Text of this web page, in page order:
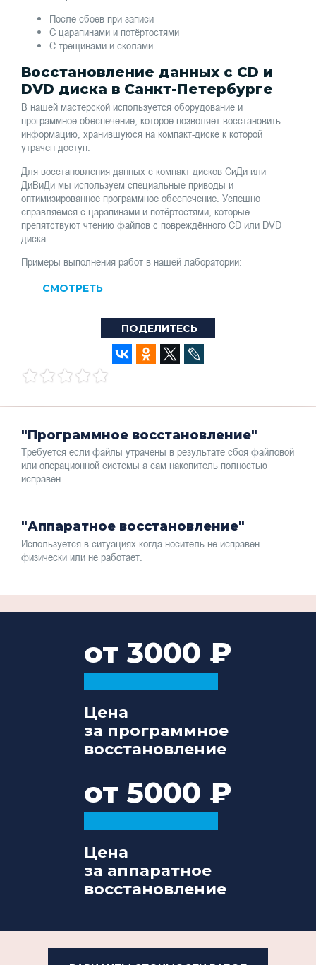
После сбоев при записи
С царапинами и потёртостями
С трещинами и сколами
Восстановление данных с CD и
DVD диска в Санкт-Петербурге
В нашей мастерской используется оборудование и
программное обеспечение, которое позволяет восстановить
информацию, хранившуюся на компакт-диске к которой
утрачен доступ.
Для восстановления данных с компакт дисков СиДи или
ДиВиДи мы используем специальные приводы и
оптимизированное программное обеспечение. Успешно
справляемся с царапинами и потёртостями, которые
препятствуют чтению файлов с повреждённого CD или DVD
диска.
Примеры выполнения работ в нашей лаборатории:
СМОТРЕТЬ
ПОДЕЛИТЕСЬ
"Программное восстановление"
Требуется если файлы утрачены в результате сбоя файловой
или операционной системы а сам накопитель полностью
исправен.
"Аппаратное восстановление"
Используется в ситуациях когда носитель не исправен
физически или не работает.
от 3000
Цена
за программное
восстановление
от 5000
Цена
за аппаратное
восстановление